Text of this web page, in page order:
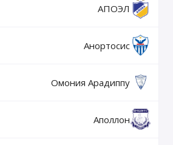
АПОЭЛ
Анортосис
Омония Арадиппу
Аполлон